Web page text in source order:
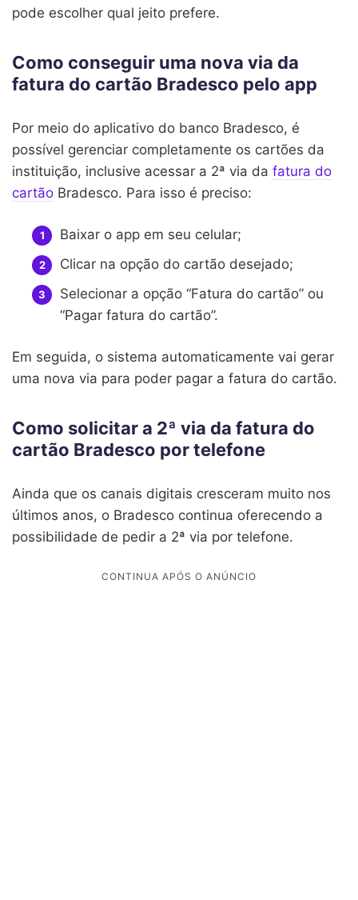
pode escolher qual jeito prefere.
Como conseguir uma nova via da
fatura do cartão Bradesco pelo app
Por meio do aplicativo do banco Bradesco, é
possível gerenciar completamente os cartões da
instituição, inclusive acessar a 2ª via da fatura do
cartão Bradesco. Para isso é preciso:
Baixar o app em seu celular;
Clicar na opção do cartão desejado;
Selecionar a opção “Fatura do cartão” ou
“Pagar fatura do cartão”.
Em seguida, o sistema automaticamente vai gerar
uma nova via para poder pagar a fatura do cartão.
Como solicitar a 2ª via da fatura do
cartão Bradesco por telefone
Ainda que os canais digitais cresceram muito nos
últimos anos, o Bradesco continua oferecendo a
possibilidade de pedir a 2ª via por telefone.